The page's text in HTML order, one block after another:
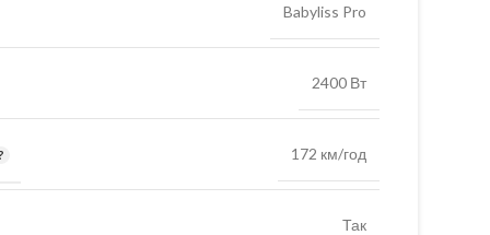
Babyliss Pro
2400 Вт
172 км/год
Так